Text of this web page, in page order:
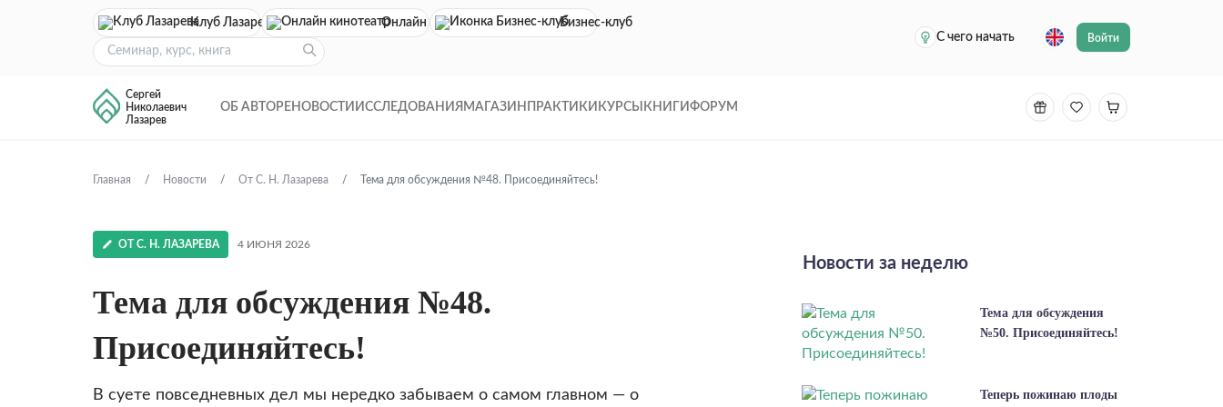
Клуб Лазарева Онлайн кинотеатр
Бизнес-клуб
С чего начать
Войти
Сергей
Николаевич
Лазарев
ОБ АВТОРЕ НОВОСТИ ИССЛЕДОВАНИЯ МАГАЗИН ПРАКТИКИ КУРСЫ КНИГИ ФОРУМ
Главная Новости От С. Н. Лазарева Тема для обсуждения №48. Присоединяйтесь!
ОТ С. Н. ЛАЗАРЕВА 4 ИЮНЯ 2026
Тема для обсуждения №48.
Присоединяйтесь!
В суете повседневных дел мы нередко забываем о самом главном — о
Новости за неделю
Тема для обсуждения
№50. Присоединяйтесь!
Теперь пожинаю плоды